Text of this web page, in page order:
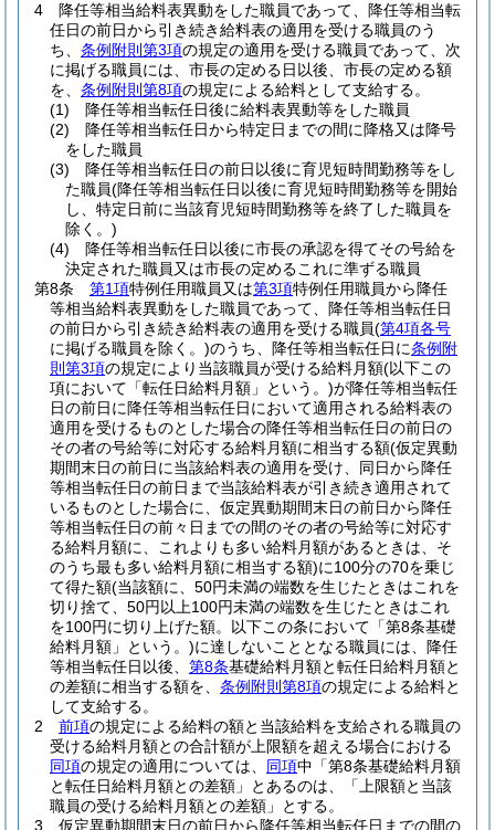
4
降任等相当給料表異動をした職員であって、降任等相当転
任日の前日から引き続き給料表の適用を受ける職員のう
ち、 条例附則第3項の規定の適用を受ける職員であって、次
に掲げる職員には、市長の定める日以後、市長の定める額
を、 条例附則第8項の規定による給料として支給する。
(1)
降任等相当転任日後に給料表異動等をした職員
(2)
降任等相当転任日から特定日までの間に降格又は降号
をした職員
(3)
降任等相当転任日の前日以後に育児短時間勤務等をし
た職員(降任等相当転任日以後に育児短時間勤務等を開始
し、特定日前に当該育児短時間勤務等を終了した職員を
除く。)
(4)
降任等相当転任日以後に市長の承認を得てその号給を
決定された職員又は市長の定めるこれに準ずる職員
第8条
第1項特例任用職員又は第3項特例任用職員から降任
等相当給料表異動をした職員であって、降任等相当転任日
の前日から引き続き給料表の適用を受ける職員(第4項各号
に掲げる職員を除く。)のうち、降任等相当転任日に条例附
則第3項の規定により当該職員が受ける給料月額(以下この
項において「転任日給料月額」という。)が降任等相当転任
日の前日に降任等相当転任日において適用される給料表の
適用を受けるものとした場合の降任等相当転任日の前日の
その者の号給等に対応する給料月額に相当する額(仮定異動
期間末日の前日に当該給料表の適用を受け、同日から降任
等相当転任日の前日まで当該給料表が引き続き適用されて
いるものとした場合に、仮定異動期間末日の前日から降任
等相当転任日の前々日までの間のその者の号給等に対応す
る給料月額に、これよりも多い給料月額があるときは、そ
のうち最も多い給料月額に相当する額)に100分の70を乗じ
て得た額(当該額に、50円未満の端数を生じたときはこれを
切り捨て、50円以上100円未満の端数を生じたときはこれ
を100円に切り上げた額。以下この条において「第8条基礎
給料月額」という。)に達しないこととなる職員には、降任
等相当転任日以後、 第8条基礎給料月額と転任日給料月額と
の差額に相当する額を、 条例附則第8項の規定による給料と
して支給する。
2
前項の規定による給料の額と当該給料を支給される職員の
受ける給料月額との合計額が上限額を超える場合における
同項の規定の適用については、 同項中「第8条基礎給料月額
と転任日給料月額との差額」とあるのは、「上限額と当該
職員の受ける給料月額との差額」とする。
3
仮定異動期間末日の前日から降任等相当転任日までの間の